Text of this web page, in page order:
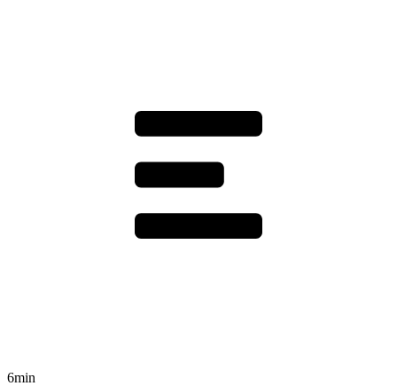
6min